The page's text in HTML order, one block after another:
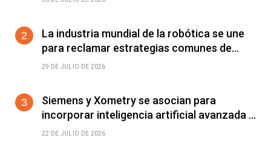
La industria mundial de la robótica se une
para reclamar estrategias comunes de
automatización
29 DE JULIO DE 2026
Siemens y Xometry se asocian para
incorporar inteligencia artificial avanzada a
la cadena de suministro en Siemens
22 DE JULIO DE 2026